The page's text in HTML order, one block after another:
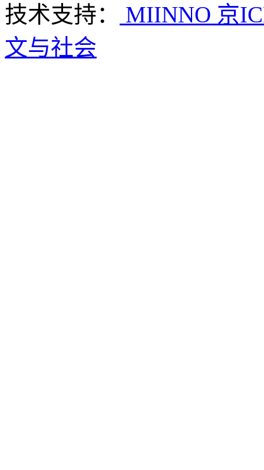
技术支持：
MIINNO 京
文与社会